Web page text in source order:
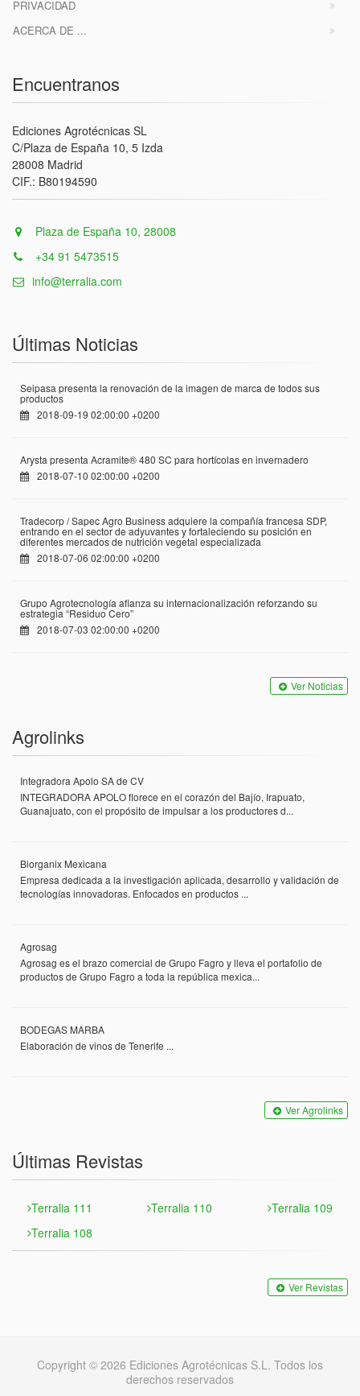
PRIVACIDAD
ACERCA DE ...
Encuentranos
Ediciones Agrotécnicas SL
C/Plaza de España 10, 5 Izda
28008 Madrid
CIF.: B80194590
Plaza de España 10, 28008
+34 91 5473515
info@terralia.com
Últimas Noticias
Seipasa presenta la renovación de la imagen de marca de todos sus
productos
2018-09-19 02:00:00 +0200
Arysta presenta Acramite® 480 SC para hortícolas en invernadero
2018-07-10 02:00:00 +0200
Tradecorp / Sapec Agro Business adquiere la compañía francesa SDP,
entrando en el sector de adyuvantes y fortaleciendo su posición en
diferentes mercados de nutrición vegetal especializada
2018-07-06 02:00:00 +0200
Grupo Agrotecnología afianza su internacionalización reforzando su
estrategia “Residuo Cero”
2018-07-03 02:00:00 +0200
Ver Noticias
Agrolinks
Integradora Apolo SA de CV
INTEGRADORA APOLO florece en el corazón del Bajío, Irapuato,
Guanajuato, con el propósito de impulsar a los productores d...
Biorganix Mexicana
Empresa dedicada a la investigación aplicada, desarrollo y validación de
tecnologías innovadoras. Enfocados en productos ...
Agrosag
Agrosag es el brazo comercial de Grupo Fagro y lleva el portafolio de
productos de Grupo Fagro a toda la república mexica...
BODEGAS MARBA
Elaboración de vinos de Tenerife ...
Ver Agrolinks
Últimas Revistas
Terralia 111 Terralia 110
Terralia 109
Terralia 108
Ver Revistas
Copyright © 2026 Ediciones Agrotécnicas S.L. Todos los
derechos reservados